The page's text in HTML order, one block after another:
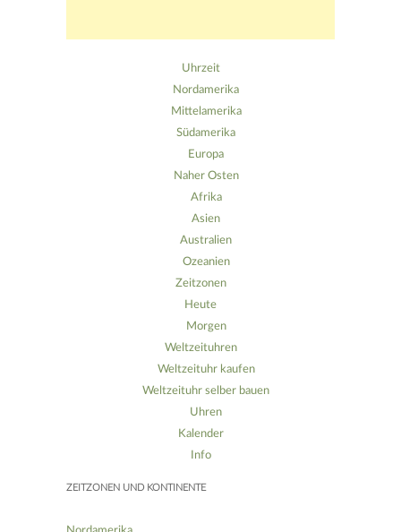
Uhrzeit
Nordamerika
Mittelamerika
Südamerika
Europa
Naher Osten
Afrika
Asien
Australien
Ozeanien
Zeitzonen
Heute
Morgen
Weltzeituhren
Weltzeituhr kaufen
Weltzeituhr selber bauen
Uhren
Kalender
Info
ZEITZONEN UND KONTINENTE